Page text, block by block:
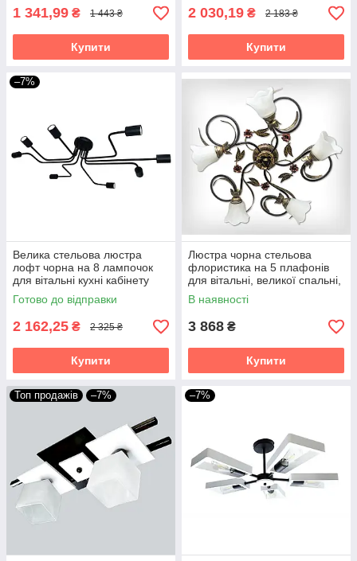
1 341,99 ₴ 1 443 ₴
Купити
2 030,19 ₴ 2 183 ₴
Купити
–7%
Велика стельова люстра
лофт чорна на 8 лампочок
для вітальні кухні кабінету
Павук/8 прямий
Готово до відправки
2 162,25 ₴ 2 325 ₴
Купити
Люстра чорна стельова
флористика на 5 плафонів
для вітальні, великої спальні,
кухні Василина/5
В наявності
3 868 ₴
Купити
Топ продажів –7% –7%